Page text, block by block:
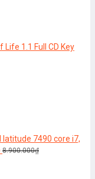
Life 1.1 Full CD Key
latitude 7490 core i7,
8.900.000₫